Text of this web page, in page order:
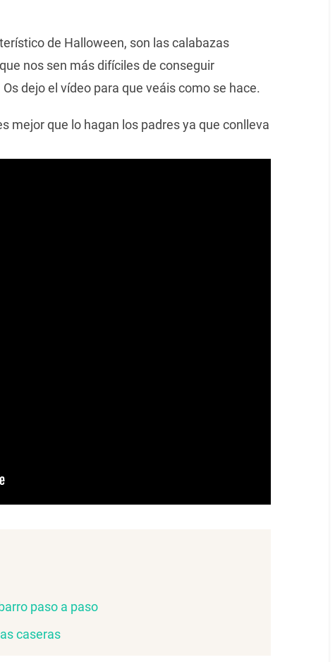
de Halloween, son las calabazas
nos sen más difíciles de conseguir
dejo el vídeo para que veáis como se hace.
mejor que lo hagan los padres ya que conlleva
paso a paso
caseras